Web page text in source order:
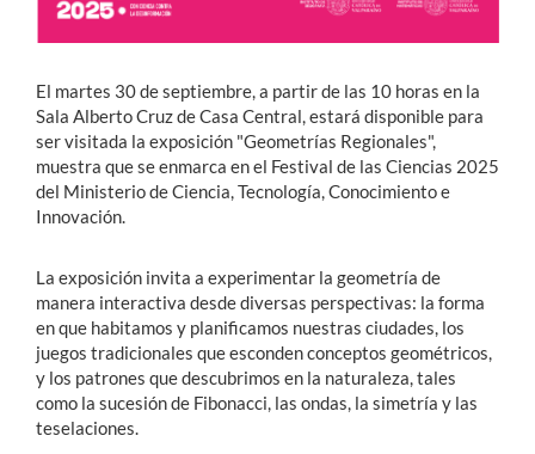
El martes 30 de septiembre, a partir de las 10 horas en la
Sala Alberto Cruz de Casa Central, estará disponible para
ser visitada la exposición "Geometrías Regionales",
muestra que se enmarca en el Festival de las Ciencias 2025
del Ministerio de Ciencia, Tecnología, Conocimiento e
Innovación.
La exposición invita a experimentar la geometría de
manera interactiva desde diversas perspectivas: la forma
en que habitamos y planificamos nuestras ciudades, los
juegos tradicionales que esconden conceptos geométricos,
y los patrones que descubrimos en la naturaleza, tales
como la sucesión de Fibonacci, las ondas, la simetría y las
teselaciones.